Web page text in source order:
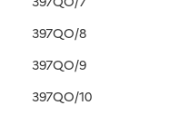
397QO/8
397QO/9
397QO/10